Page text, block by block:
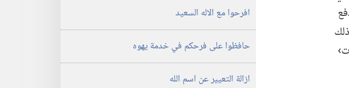
افرحوا مع الاله السعيد
حافظوا على فرحكم في خدمة يهوه
ازالة التعيير عن اسم الله